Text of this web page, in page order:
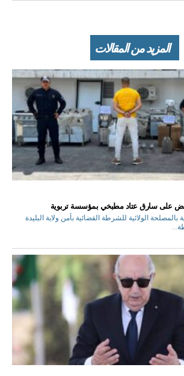
المزيد من المقالات
على سارق عتاد مطبخي بمؤسسة تربوية
بالمصلحة الولائية للشرطة القضائية بأمن ولاية البليدة